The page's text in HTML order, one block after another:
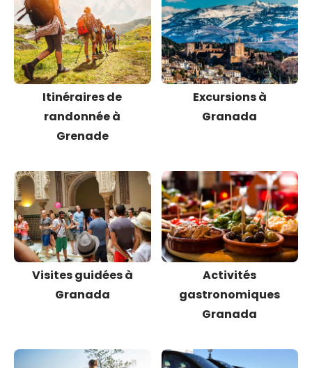
Itinéraires de
randonnée à
Grenade
Excursions à
Granada
Visites guidées à
Granada
Activités
gastronomiques
Granada